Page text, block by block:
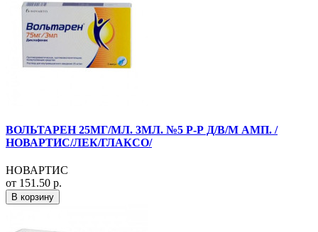
ВОЛЬТАРЕН 25МГ/МЛ. 3МЛ. №5 Р-Р Д/В/М АМП. /
НОВАРТИС/ЛЕК/ГЛАКСО/
НОВАРТИС
от 151.50 р.
В корзину